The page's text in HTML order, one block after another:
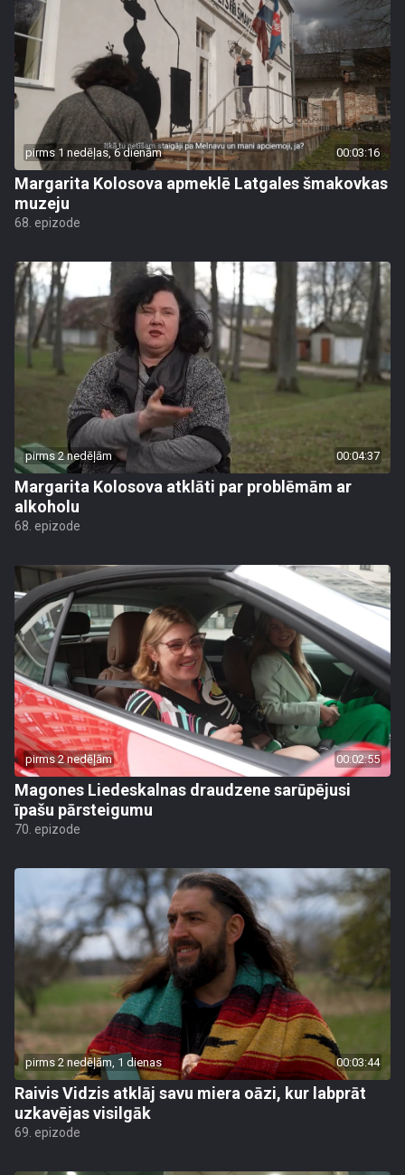
pirms 1 nedēļas, 6 dienām 00:03:16
Margarita Kolosova apmeklē Latgales šmakovkas
muzeju
68. epizode
pirms 2 nedēļām 00:04:37
Margarita Kolosova atklāti par problēmām ar
alkoholu
68. epizode
pirms 2 nedēļām 00:02:55
Magones Liedeskalnas draudzene sarūpējusi
īpašu pārsteigumu
70. epizode
pirms 2 nedēļām, 1 dienas 00:03:44
Raivis Vidzis atklāj savu miera oāzi, kur labprāt
uzkavējas visilgāk
69. epizode